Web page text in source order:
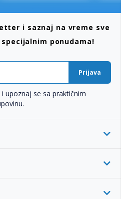
i saznaj na vreme sve
ponudama!
Prijava
i upoznaj se sa praktičnim